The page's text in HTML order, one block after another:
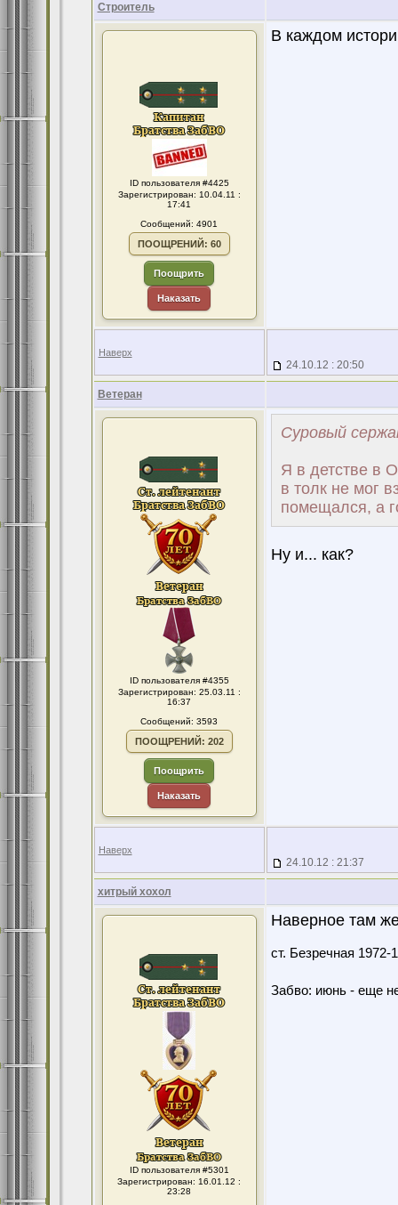
Строитель
ID пользователя #4425
Зарегистрирован: 10.04.11 :
17:41
Сообщений: 4901
ПООЩРЕНИЙ: 60
Поощрить
Наказать
В каждом
Наверх
24.10.12 : 20:50
Ветеран
ID пользователя #4355
Зарегистрирован: 25.03.11 :
16:37
Сообщений: 3593
ПООЩРЕНИЙ: 202
Поощрить
Наказать
Суровый
Я в детстве в
в толк не мог
помещался, а
Ну и... как?
Наверх
24.10.12 : 21:37
хитрый хохол
ID пользователя #5301
Зарегистрирован: 16.01.12 :
23:28
Наверное там
ст. Безречная
Забво: июнь - еще